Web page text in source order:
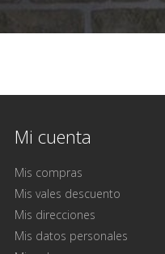
Mi cuenta
Mis compras
Mis vales descuento
Mis direcciones
Mis datos personales